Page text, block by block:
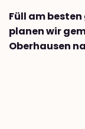
Füll am
planen wir
Oberhausen